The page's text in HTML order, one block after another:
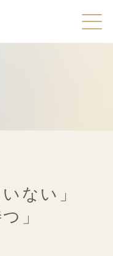
ない」
」